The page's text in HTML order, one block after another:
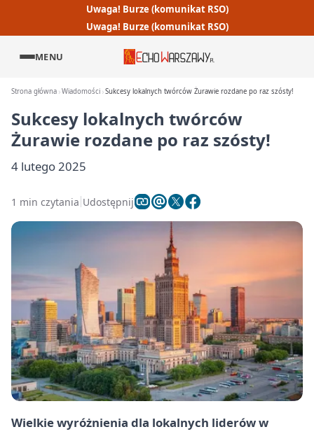
Uwaga! Burze (komunikat RSO)
Uwaga! Burze (komunikat RSO)
MENU
Strona główna Wiadomości Sukcesy lokalnych twórców Żurawie rozdane po raz szósty!
Sukcesy lokalnych twórców
Żurawie rozdane po raz szósty!
4 lutego 2025
1 min czytania Udostępnij
Wielkie wyróżnienia dla lokalnych liderów w